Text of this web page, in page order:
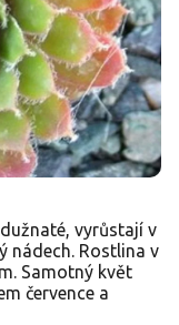
vyrůstají v
nádech. Rostlina v
Samotný květ
července a